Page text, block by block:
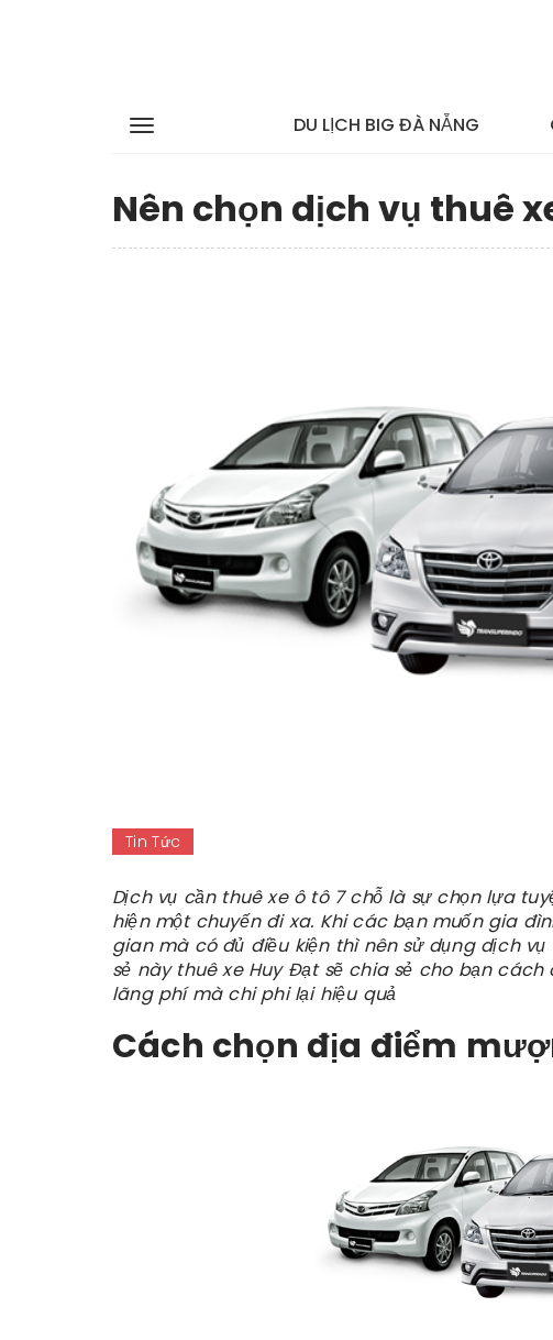
DU LỊCH BIG ĐÀ NẴNG
Nên chọn dịch vụ thuê
Tin Tức
Dịch vụ cần thuê xe ô tô 7 chỗ là sự chọn lựa
hiện một chuyến đi xa. Khi các bạn muốn gia
gian mà có đủ điều kiện thì nên sử dụng dịch vụ
sẻ này thuê xe Huy Đạt sẽ chia sẻ cho bạn
lãng phí mà chi phi lại hiệu quả
Cách chọn địa điểm